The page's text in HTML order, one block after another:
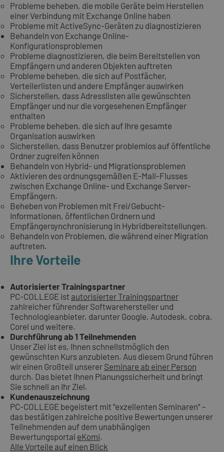
Probleme beheben, die mobile Geräte beim Herstellen
einer Verbindung mit Exchange Online haben
Probleme mit ActiveSync-Geräten zu diagnostizieren
Behandeln von Exchange Online-
Konfigurationsproblemen
Probleme diagnostizieren, die beim Bereitstellen von
Empfängern und anderen Objekten auftreten
Probleme beheben, die sich auf Postfächer,
Verteilerlisten und andere Empfänger auswirken
Sicherstellen, dass Adresslisten alle gewünschten
Empfänger und nur die vorgesehenen Empfänger
enthalten
Probleme beheben, die sich auf Ihre gesamte
Organisation auswirken
Sicherstellen, dass Benutzer problemlos auf öffentliche
Ordner zugreifen können
Behandeln von Hybrid- und Migrationsproblemen
Aktivieren des ordnungsgemäßen E-Mail-Flusses
zwischen Exchange Online- und Exchange Server-
Empfängern.
Beheben von Problemen mit Frei/Gebucht-
Informationen, öffentlichen Ordnern und
Empfängersynchronisierung in Hybridbereitstellungen.
Behandeln von Problemen, die während einer Migration
auftreten.
Ihre Vorteile
Autorisierter Trainingspartner
PC-COLLEGE ist autorisierter Trainingspartner
zahlreicher führender Softwarehersteller und
Technologieanbieter, darunter Google, Autodesk, cobra,
Corel und weitere.
Durchführung ab 1 Teilnehmenden
Unser Ziel ist es, Ihnen schnellstmöglich den
gewünschten Kurs anzubieten. Aus diesem Grund führen
wir einen Großteil unserer Seminare ab einer Person
durch. Das bietet Ihnen Planungssicherheit und bringt
Sie schnell an Ihr Ziel.
Kundenauszeichnung
PC-COLLEGE begeistert mit "exzellenten Seminaren" –
das bestätigen zahlreiche positive Bewertungen unserer
Teilnehmenden auf dem unabhängigen
Bewertungsportal eKomi.
Alle Vorteile auf einen Blick